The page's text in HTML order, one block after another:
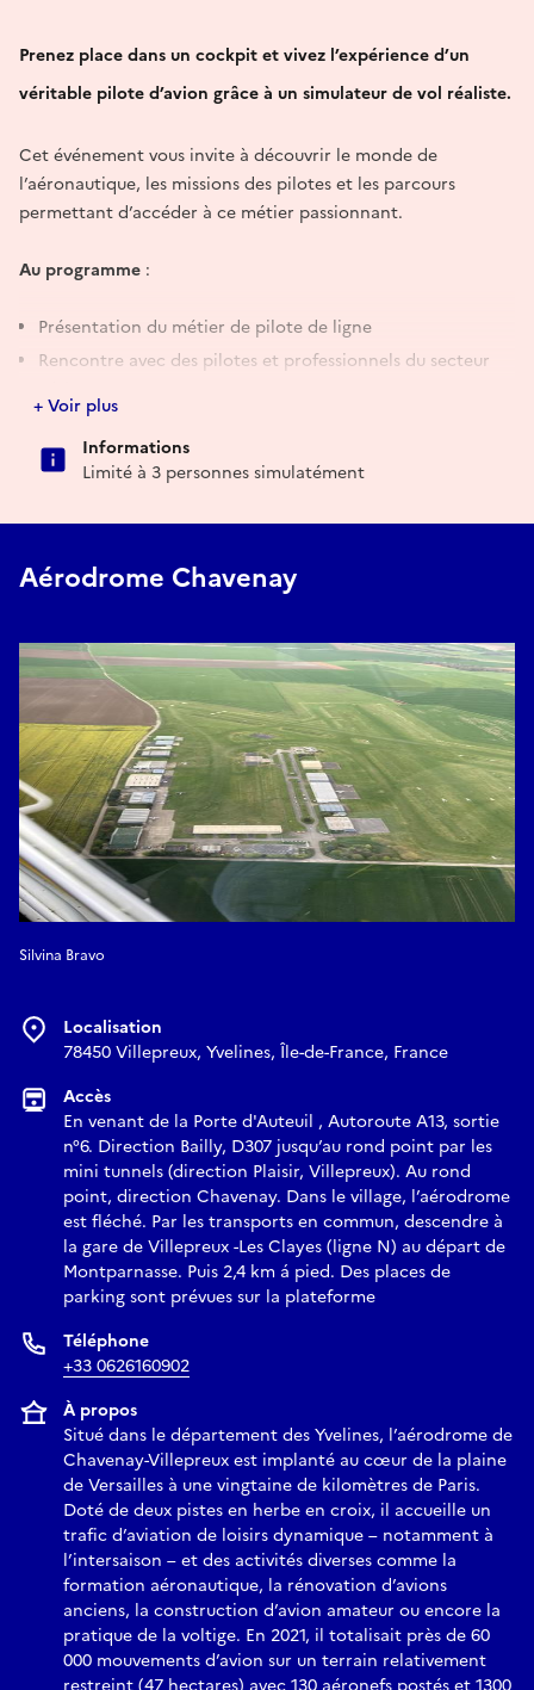
Prenez place dans un cockpit et vivez l’expérience d’un
véritable pilote d’avion grâce à un simulateur de vol réaliste.
Cet événement vous invite à découvrir le monde de
l’aéronautique, les missions des pilotes et les parcours
permettant d’accéder à ce métier passionnant.
Au programme :
Présentation du métier de pilote de ligne
Rencontre avec des pilotes et professionnels du secteur
Découverte des formations et des débouchés dans
l’aviation
Initiation au pilotage sur simulateur de vol
Mise en situation : décollage, navigation et atterrissage
Que vous soyez passionné d’aviation, étudiant, futur
candidat ou simplement curieux, venez échanger avec des
commandes d’un simulateur immersif.
Une expérience unique pour découvrir les sensations du
pilotage et explorer les nombreuses opportunités offertes
par le monde aéronautique.
+ Voir plus
Informations
Limité à 3 personnes simulatément
Aérodrome Chavenay
Silvina Bravo
Localisation
78450 Villepreux, Yvelines, Île-de-France, France
Accès
En venant de la Porte d'Auteuil , Autoroute A13, sortie
n°6. Direction Bailly, D307 jusqu’au rond point par les
mini tunnels (direction Plaisir, Villepreux). Au rond
point, direction Chavenay. Dans le village, l’aérodrome
est fléché. Par les transports en commun, descendre à
la gare de Villepreux -Les Clayes (ligne N) au départ de
Montparnasse. Puis 2,4 km á pied. Des places de
parking sont prévues sur la plateforme
Téléphone
+33 0626160902
À propos
Situé dans le département des Yvelines, l’aérodrome de
Chavenay-Villepreux est implanté au cœur de la plaine
de Versailles à une vingtaine de kilomètres de Paris.
Doté de deux pistes en herbe en croix, il accueille un
trafic d’aviation de loisirs dynamique – notamment à
l’intersaison – et des activités diverses comme la
formation aéronautique, la rénovation d’avions
anciens, la construction d’avion amateur ou encore la
pratique de la voltige. En 2021, il totalisait près de 60
000 mouvements d’avion sur un terrain relativement